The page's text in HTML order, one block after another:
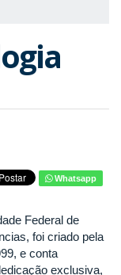
Whatsapp
Federal de
foi criado pela
e conta
exclusiva,